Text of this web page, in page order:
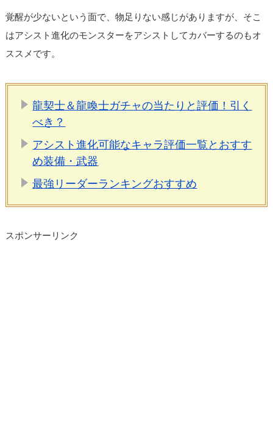
覚醒が少ないという面で、物足りない感じがありますが、そこ
はアシスト進化のモンスターをアシストしてカバーするのもオ
ススメです。
龍契士＆龍喚士ガチャの当たりと評価！引く
べき？
アシスト進化可能なキャラ評価一覧とおすす
め装備・武器
最強リーダーランキングおすすめ
スポンサーリンク